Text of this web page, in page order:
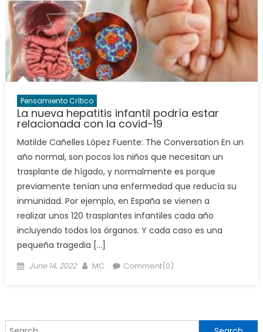
Pensamiento Crítico
La nueva hepatitis infantil podría estar
relacionada con la covid-19
Matilde Cañelles López Fuente: The Conversation En un
año normal, son pocos los niños que necesitan un
trasplante de hígado, y normalmente es porque
previamente tenían una enfermedad que reducía su
inmunidad. Por ejemplo, en España se vienen a
realizar unos 120 trasplantes infantiles cada año
incluyendo todos los órganos. Y cada caso es una
pequeña tragedia […]
Posted
June 14, 2022 Author
MC Comment(0)
Search